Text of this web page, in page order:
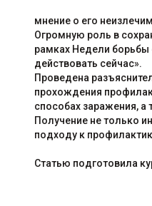
мнение о его
Огромную роль в
рамках Недели борьбы
действовать сейчас».
Проведена
прохождения
способах заражения, а
Получение не только
подходу к
Статью подготовила